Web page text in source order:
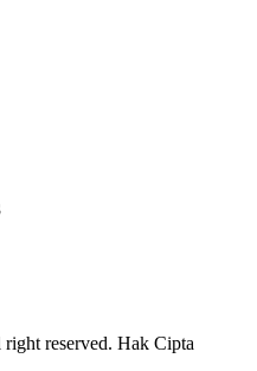
reserved. Hak Cipta